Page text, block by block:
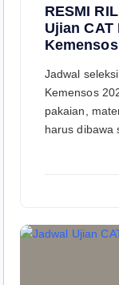
RESMI
Ujian CAT
Jadwal
Kemensos
pakaian,
harus dibawa